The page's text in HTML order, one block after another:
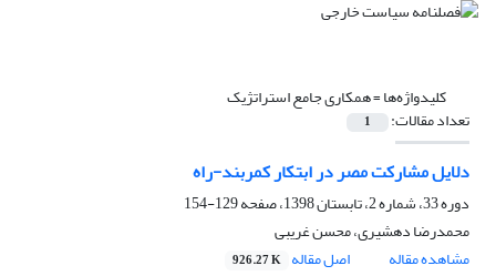
کلیدواژه‌ها =همکاری جامع استراتژیک
تعداد مقالات: 1
دلایل مشارکت مصر در ابتکار کمربند-راه
دوره 33، شماره 2، تابستان 1398، صفحه
129-154
محمدرضا دهشیری، محسن غریبی
مشاهده مقاله
اصل مقاله 926.27 K